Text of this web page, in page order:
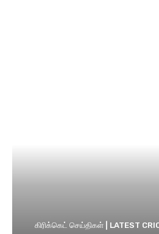
கிரிக்கெட் செய்திகள் | LATEST